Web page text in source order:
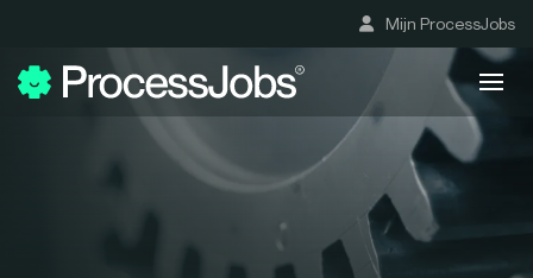
Mijn ProcessJobs